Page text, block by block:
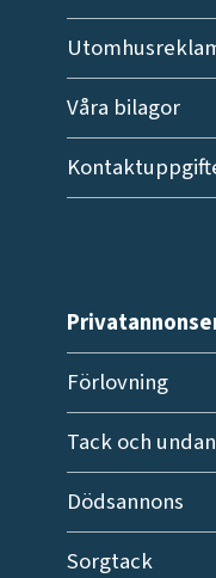
Våra bilagor
Förlovning
Tack och
Dödsannons
Sorgtack